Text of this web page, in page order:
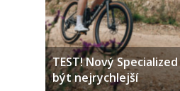
TEST! Nový
být nejrychlejší